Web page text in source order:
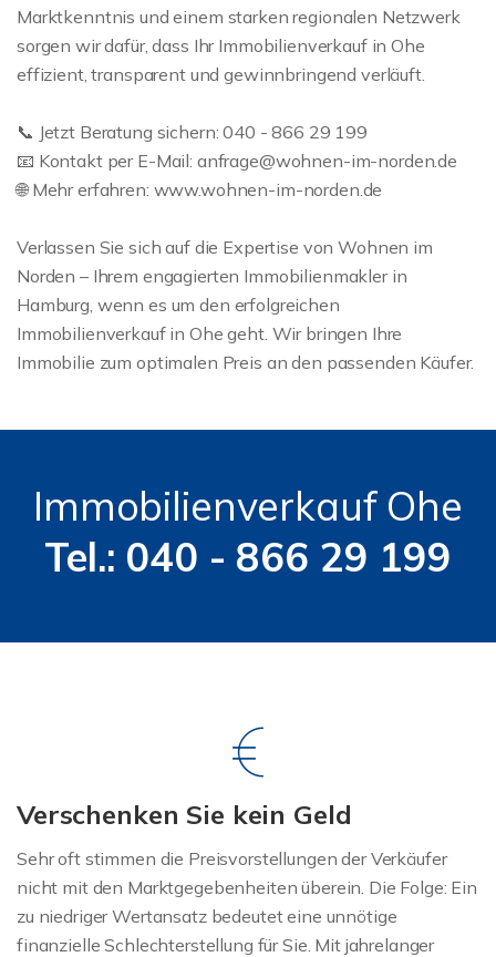
Marktkenntnis und einem starken regionalen Netzwerk
sorgen wir dafür, dass Ihr Immobilienverkauf in Ohe
effizient, transparent und gewinnbringend verläuft.
📞 Jetzt Beratung sichern: 040 - 866 29 199
📧 Kontakt per E-Mail: anfrage@wohnen-im-norden.de
🌐 Mehr erfahren: www.wohnen-im-norden.de
Verlassen Sie sich auf die Expertise von Wohnen im
Norden – Ihrem engagierten Immobilienmakler in
Hamburg, wenn es um den erfolgreichen
Immobilienverkauf in Ohe geht. Wir bringen Ihre
Immobilie zum optimalen Preis an den passenden Käufer.
Immobilienverkauf Ohe
Tel.: 040 - 866 29 199
Verschenken Sie kein Geld
Sehr oft stimmen die Preisvorstellungen der Verkäufer
nicht mit den Marktgegebenheiten überein. Die Folge: Ein
zu niedriger Wertansatz bedeutet eine unnötige
finanzielle Schlechterstellung für Sie. Mit jahrelanger